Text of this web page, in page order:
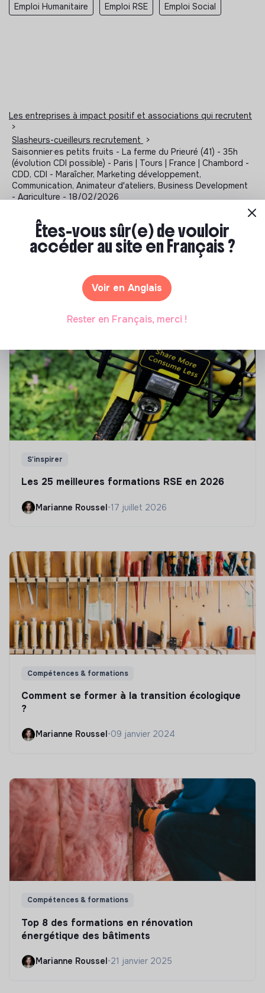
Emploi Humanitaire Emploi RSE Emploi Social
Les entreprises à impact positif et associations qui recrutent
>
Slasheurs-cueilleurs recrutement
>
Saisonnier·es petits fruits - La ferme du Prieuré (41) - 35h
(évolution CDI possible) - Paris | Tours | France | Chambord -
CDD, CDI - Maraîcher, Marketing développement,
Communication, Animateur d'ateliers, Business Development
- Agriculture - 18/02/2026
Notre sélection de formations à impact
Tu souhaites te réorienter mais tu ne sais pas par où
commencer ? Pas de panique, on te propose une
sélection de formations aux métiers de la transition
écologique et solidaire !
S'inspirer
Les 25 meilleures formations RSE en 2026
Marianne Roussel•17 juillet 2026
Compétences & formations
Comment se former à la transition écologique
?
Marianne Roussel •09 janvier 2024
Compétences & formations
Top 8 des formations en rénovation
énergétique des bâtiments
Marianne Roussel•21 janvier 2025
Êtes-vous sûr(e) de vouloir
accéder au site en Français ?
Voir en Anglais
Rester en Français, merci !